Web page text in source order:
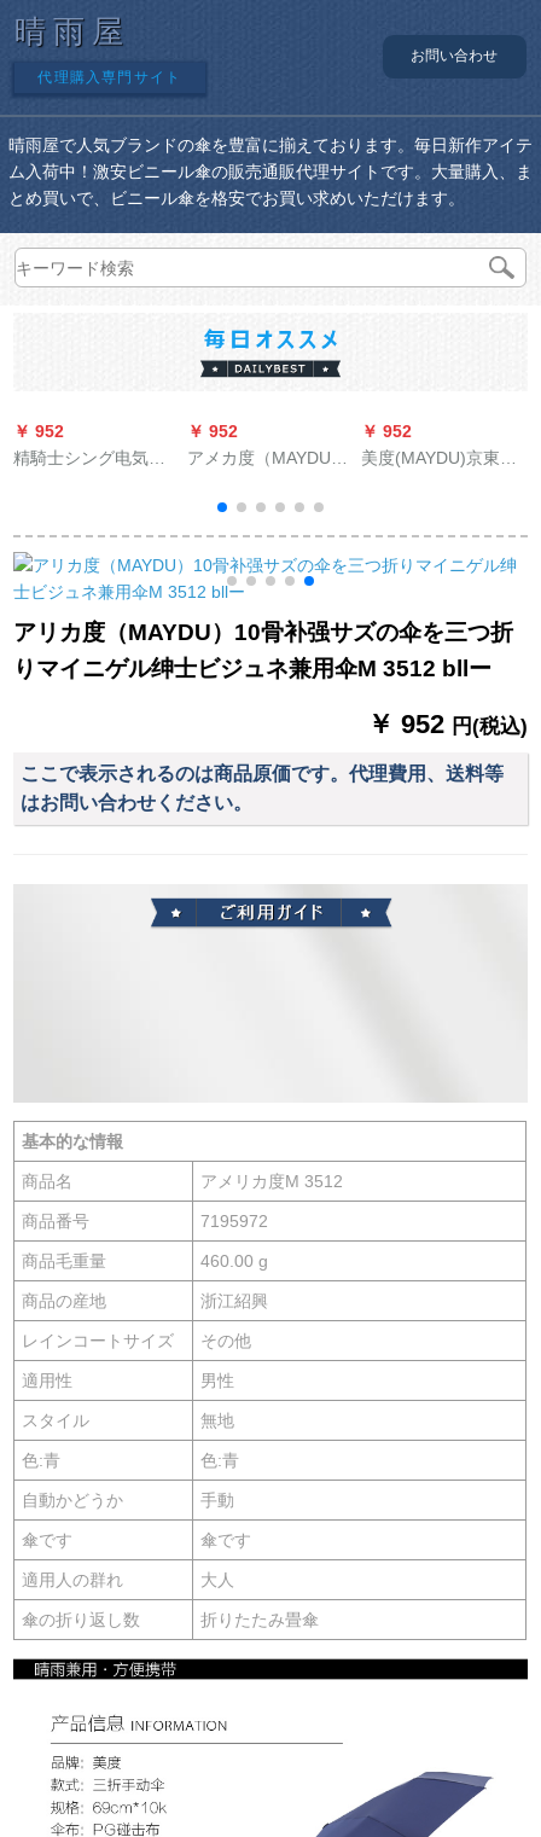
晴雨屋
代理購入専門サイト
お問い合わせ
晴雨屋で人気ブランドの傘を豊富に揃えております。毎日新作アイテ
ム入荷中！激安ビニール傘の販売通販代理サイトです。大量購入、ま
とめ買いで、ビニール傘を格安でお買い求めいただけます。
￥ 952
精騎士シング电気自
ークのリフォーム生
の男女屋外騎走电気
自动车レインコート
￥ 952
アメカ度（MAYDU）
線防止ゴム日傘直角
ビギネ晴雨兼用傘M
138黒
￥ 952
美度(MAYDU)京東自
強くします。UV日焼
け止め折りたたみた
サービス
アリカ度（MAYDU）10骨补强サズの伞を三つ折
りマイニゲル绅士ビジュネ兼用伞M 3512 bllー
￥ 952 円(税込)
ここで表示されるのは商品原価です。代理費用、送料等
はお問い合わせください。
基本的な情報
商品名 アメリカ度M 3512
商品番号 7195972
商品毛重量 460.00 g
商品の産地 浙江紹興
レインコートサイズ その他
適用性 男性
スタイル 無地
色:青 色:青
自動かどうか 手動
傘です 傘です
適用人の群れ 大人
傘の折り返し数 折りたたみ畳傘